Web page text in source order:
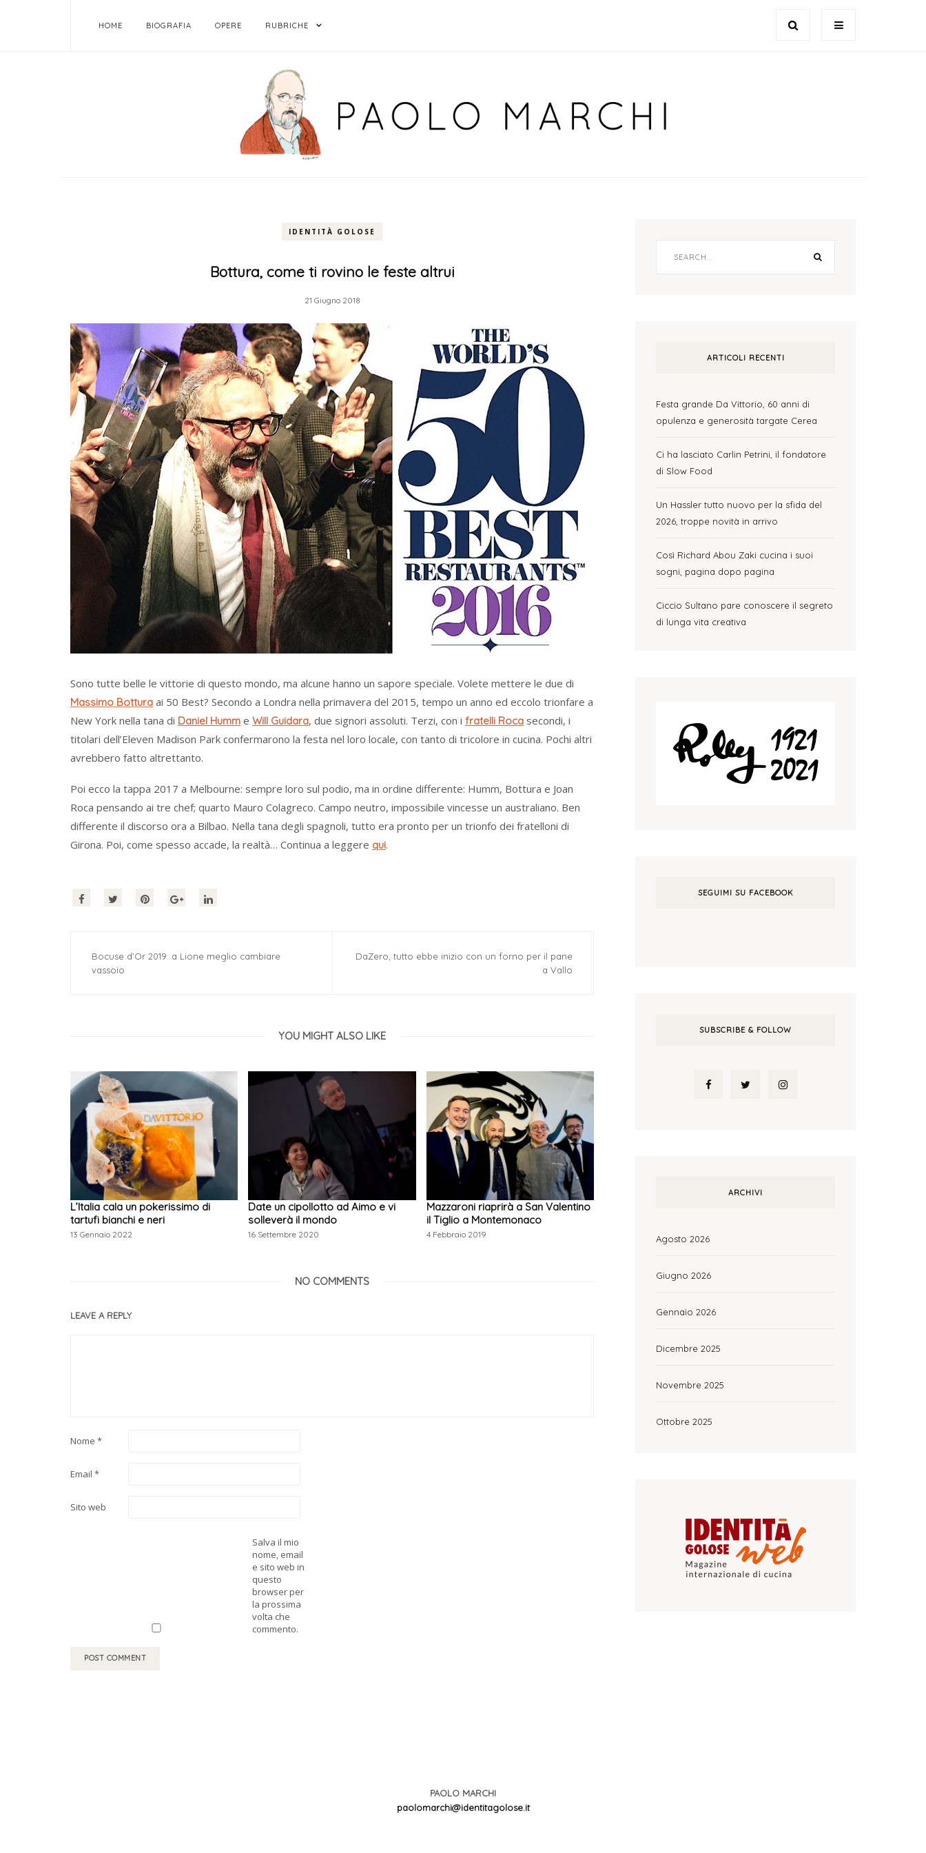
HOME BIOGRAFIA OPERE RUBRICHE
IDENTITÀ GOLOSE
Bottura, come ti rovino le feste altrui
21 Giugno 2018
Sono tutte belle le vittorie di questo mondo, ma alcune hanno un sapore speciale. Volete mettere le due di
Massimo Bottura ai 50 Best? Secondo a Londra nella primavera del 2015, tempo un anno ed eccolo trionfare a
New York nella tana di Daniel Humm e Will Guidara, due signori assoluti. Terzi, con i fratelli Roca secondi, i
titolari dell’Eleven Madison Park confermarono la festa nel loro locale, con tanto di tricolore in cucina. Pochi altri
avrebbero fatto altrettanto.
Poi ecco la tappa 2017 a Melbourne: sempre loro sul podio, ma in ordine differente: Humm, Bottura e Joan
Roca pensando ai tre chef; quarto Mauro Colagreco. Campo neutro, impossibile vincesse un australiano. Ben
differente il discorso ora a Bilbao. Nella tana degli spagnoli, tutto era pronto per un trionfo dei fratelloni di
Girona. Poi, come spesso accade, la realtà… Continua a leggere qui.
Bocuse d’Or 2019: a Lione meglio cambiare
vassoio
DaZero, tutto ebbe inizio con un forno per il pane
a Vallo
YOU MIGHT ALSO LIKE
L’Italia cala un pokerissimo di
tartufi bianchi e neri
13 Gennaio 2022
Date un cipollotto ad Aimo e vi
solleverà il mondo
16 Settembre 2020
Mazzaroni riaprirà a San Valentino
il Tiglio a Montemonaco
4 Febbraio 2019
NO COMMENTS
LEAVE A REPLY
Nome *
Email *
Sito web
Salva il mio
nome, email
e sito web in
questo
browser per
la prossima
volta che
commento.
ARTICOLI RECENTI
Festa grande Da Vittorio, 60 anni di
opulenza e generosità targate Cerea
Ci ha lasciato Carlin Petrini, il fondatore
di Slow Food
Un Hassler tutto nuovo per la sfida del
2026, troppe novità in arrivo
Così Richard Abou Zaki cucina i suoi
sogni, pagina dopo pagina
Ciccio Sultano pare conoscere il segreto
di lunga vita creativa
SEGUIMI SU FACEBOOK
SUBSCRIBE & FOLLOW
ARCHIVI
Agosto 2026
Giugno 2026
Gennaio 2026
Dicembre 2025
Novembre 2025
Ottobre 2025
PAOLO MARCHI
paolomarchi@identitagolose.it